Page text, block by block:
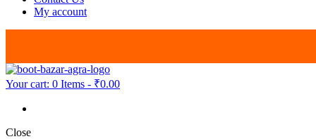
My account
Your cart: 0 Items - ₹0.00
Close